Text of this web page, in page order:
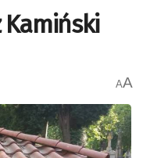
Kamiński
AA